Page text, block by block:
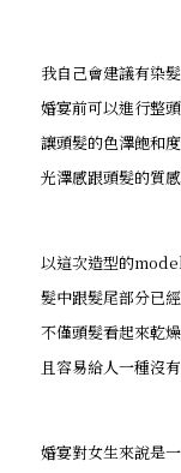
我自己會建議有染
婚宴前可以進行整
讓頭髮的色澤飽和
光澤感跟頭髮的質
以這次造型的
髮中跟髮尾部分已
不僅頭髮看起來乾
且容易給人一種沒
婚宴對女生來說是